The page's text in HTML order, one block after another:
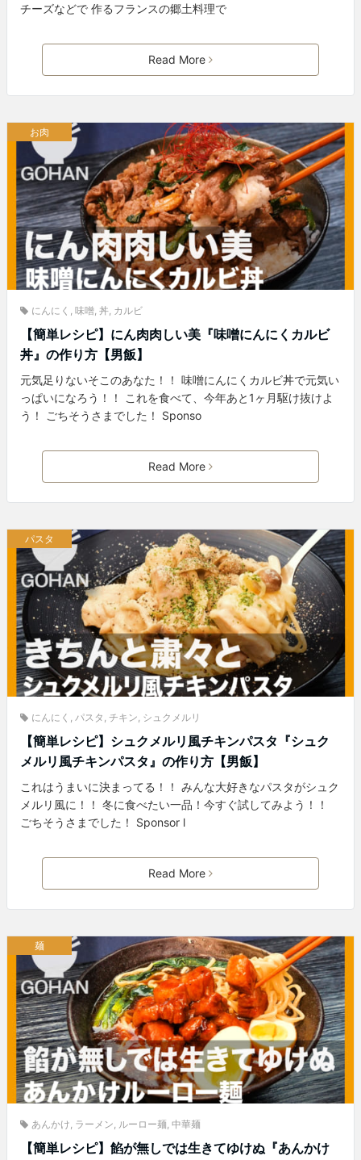
チーズなどで 作るフランスの郷土料理で
Read More
お肉
にんにく 味噌 丼 カルビ
【簡単レシピ】にん肉肉しい美『味噌にんにくカルビ
丼』の作り方【男飯】
元気足りないそこのあなた！！ 味噌にんにくカルビ丼で元気い
っぱいになろう！！ これを食べて、今年あと1ヶ月駆け抜けよ
う！ ごちそうさまでした！ Sponso
Read More
パスタ
にんにく パスタ チキン シュクメルリ
【簡単レシピ】シュクメルリ風チキンパスタ『シュク
メルリ風チキンパスタ』の作り方【男飯】
これはうまいに決まってる！！ みんな大好きなパスタがシュク
メルリ風に！！ 冬に食べたい一品！今すぐ試してみよう！！
ごちそうさまでした！ Sponsor l
Read More
麺
あんかけ, ラーメン, ルーロー麺, 中華麺
【簡単レシピ】餡が無しでは生きてゆけぬ『あんかけ